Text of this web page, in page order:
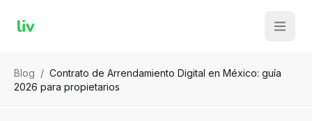
liv
Blog / Contrato de Arrendamiento Digital en México: guía
2026 para propietarios